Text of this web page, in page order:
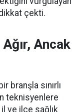
çekti.
Ancak
branşla sınırlı
teknisyenlere
ve ilçe sağlık